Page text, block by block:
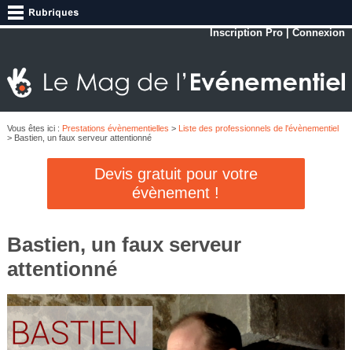
Inscription Pro |Connexion
Vous êtes ici : Prestations évènementielles >
Liste des professionnels de l'évènementiel
> Bastien, un faux serveur attentionné
Devis gratuit pour votre
évènement !
Bastien, un faux serveur
attentionné